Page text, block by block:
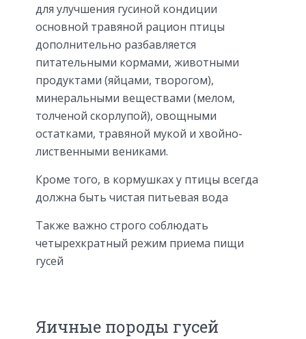
для улучшения гусиной кондиции
основной травяной рацион птицы
дополнительно разбавляется
питательными кормами, животными
продуктами (яйцами, творогом),
минеральными веществами (мелом,
толченой скорлупой), овощными
остатками, травяной мукой и хвойно-
лиственными вениками.
Кроме того, в кормушках у птицы всегда
должна быть чистая питьевая вода
Также важно строго соблюдать
четырехкратный режим приема пищи
гусей
Яичные породы гусей